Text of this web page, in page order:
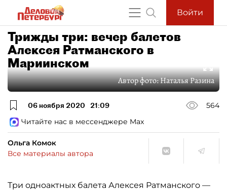
Войти
Трижды три: вечер балетов
Алексея Ратманского в
Мариинском
Автор фото:Наталья Разина
06 ноября 2020 21:09
564
Читайте нас в мессенджере Max
Ольга Комок
Все материалы автора
Три одноактных балета Алексея Ратманского —